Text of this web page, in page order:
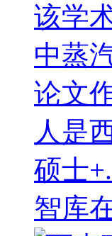
该学
中蒸
论文
人是
硕士
智库